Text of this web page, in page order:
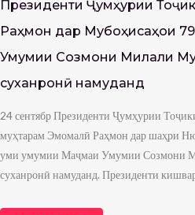
Президенти Ҷумҳурии
Раҳмон дар Мубоҳисаҳои
Умумии Созмони Милали
суханронӣ намуданд
24 сентябр Президенти Ҷумҳурии
муҳтарам Эмомалӣ Раҳмон дар шаҳри
уми умумии Маҷмаи Умумии Созмони
суханронӣ намуданд. Президенти